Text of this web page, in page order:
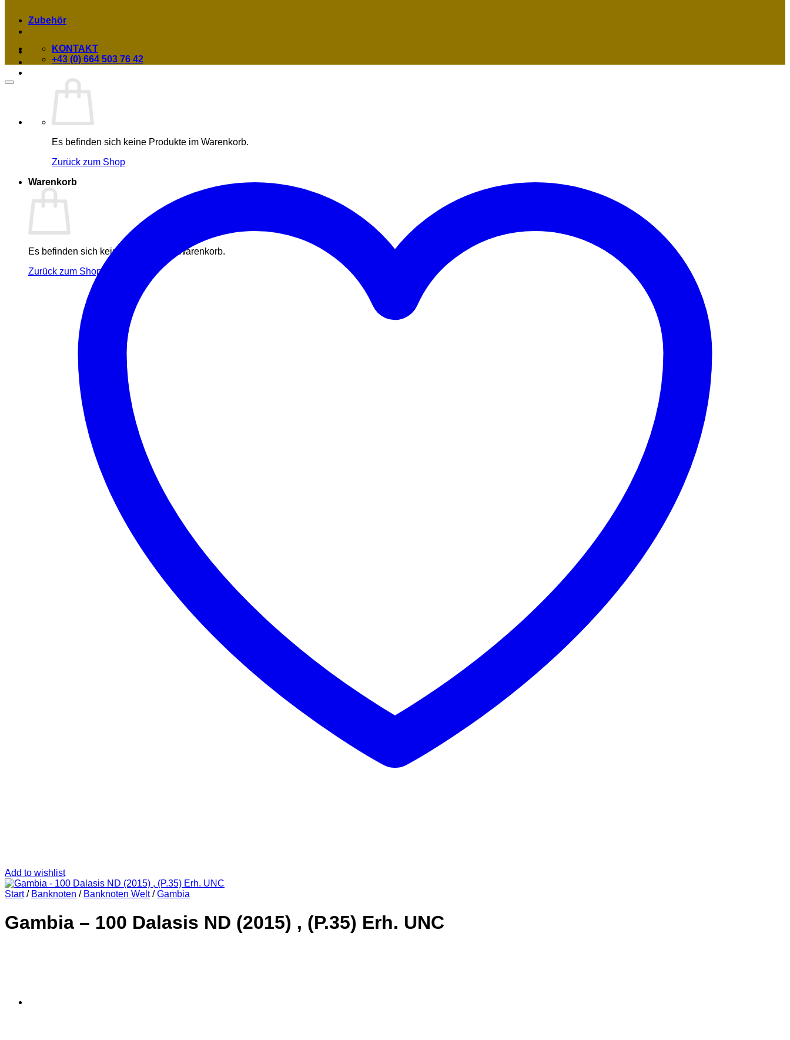
Es befinden sich keine Produkte im Warenkorb.
Zurück zum Shop
Warenkorb
Es befinden sich keine Produkte im Warenkorb.
Zurück zum Shop
Zubehör
KONTAKT
+43 (0) 664 503 76 42
Add to wishlist
Start / Banknoten / Banknoten Welt / Gambia
Gambia – 100 Dalasis ND (2015) , (P.35) Erh. UNC